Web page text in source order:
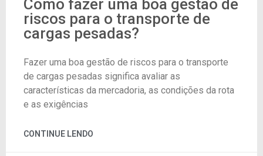
Como fazer uma boa gestão de
riscos para o transporte de
cargas pesadas?
Fazer uma boa gestão de riscos para o transporte
de cargas pesadas significa avaliar as
características da mercadoria, as condições da rota
e as exigências
CONTINUE LENDO